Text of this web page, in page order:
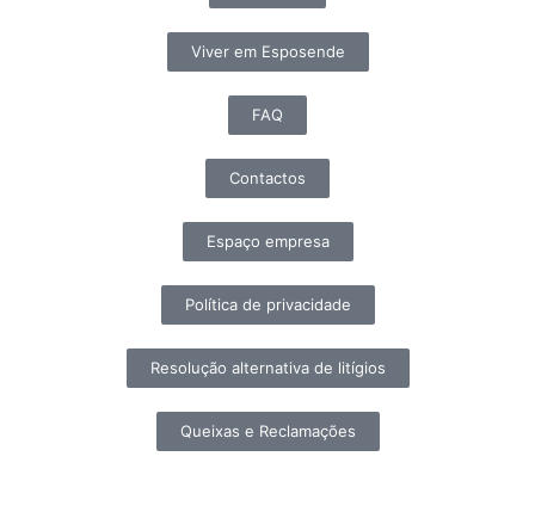
Viver em Esposende
FAQ
Contactos
Espaço empresa
Política de privacidade
Resolução alternativa de litígios
Queixas e Reclamações